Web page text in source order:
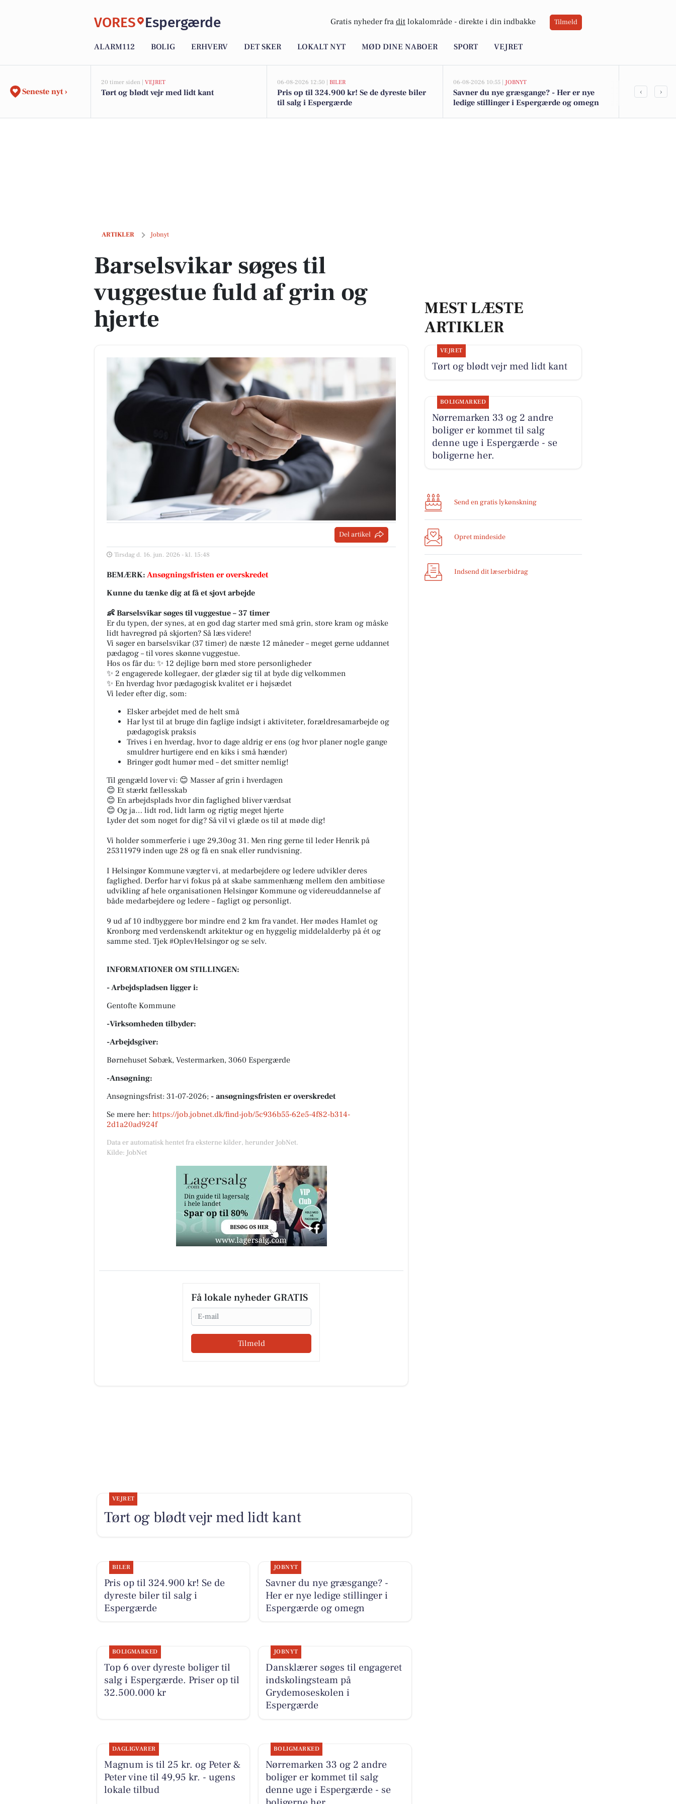
VORES Espergærde Gratis nyheder fra dit lokalområde - direkte i din indbakke Tilmeld
ALARM112 BOLIG ERHVERV DET SKER LOKALT NYT MØD DINE NABOER SPORT VEJRET
Seneste nyt ›
20 timer siden | VEJRET
Tørt og blødt vejr med lidt kant
06-08-2026 12:50 | BILER
Pris op til 324.900 kr! Se de dyreste biler
til salg i Espergærde
06-08-2026 10:55 | JOBNYT
Savner du nye græsgange? - Her er nye
ledige stillinger i Espergærde og omegn
Top 6 over
‹ ›
ARTIKLER Jobnyt
Barselsvikar søges til vuggestue fuld af grin og hjerte
Barselsvikar søges til
vuggestue fuld af grin og
hjerte
Del artikel
Tirsdag d. 16. jun. 2026 - kl. 15:48
BEMÆRK: Ansøgningsfristen er overskredet
Kunne du tænke dig at få et sjovt arbejde
👶 Barselsvikar søges til vuggestue – 37 timer
Er du typen, der synes, at en god dag starter med små grin, store kram og måske
lidt havregrød på skjorten? Så læs videre!
Vi søger en barselsvikar (37 timer) de næste 12 måneder – meget gerne uddannet
pædagog – til vores skønne vuggestue.
Hos os får du: ✨ 12 dejlige børn med store personligheder
✨ 2 engagerede kollegaer, der glæder sig til at byde dig velkommen
✨ En hverdag hvor pædagogisk kvalitet er i højsædet
Vi leder efter dig, som:
Elsker arbejdet med de helt små
Har lyst til at bruge din faglige indsigt i aktiviteter, forældresamarbejde og
pædagogisk praksis
Trives i en hverdag, hvor to dage aldrig er ens (og hvor planer nogle gange
smuldrer hurtigere end en kiks i små hænder)
Bringer godt humør med – det smitter nemlig!
Til gengæld lover vi: 😊 Masser af grin i hverdagen
😊 Et stærkt fællesskab
😊 En arbejdsplads hvor din faglighed bliver værdsat
😊 Og ja… lidt rod, lidt larm og rigtig meget hjerte
Lyder det som noget for dig? Så vil vi glæde os til at møde dig!
Vi holder sommerferie i uge 29,30og 31. Men ring gerne til leder Henrik på
25311979 inden uge 28 og få en snak eller rundvisning.
I Helsingør Kommune vægter vi, at medarbejdere og ledere udvikler deres
faglighed. Derfor har vi fokus på at skabe sammenhæng mellem den ambitiøse
udvikling af hele organisationen Helsingør Kommune og videreuddannelse af
både medarbejdere og ledere – fagligt og personligt.
9 ud af 10 indbyggere bor mindre end 2 km fra vandet. Her mødes Hamlet og
Kronborg med verdenskendt arkitektur og en hyggelig middelalderby på ét og
samme sted. Tjek #OplevHelsingor og se selv.
INFORMATIONER OM STILLINGEN:
- Arbejdspladsen ligger i:
Gentofte Kommune
-Virksomheden tilbyder:
-Arbejdsgiver:
Børnehuset Søbæk, Vestermarken, 3060 Espergærde
-Ansøgning:
Ansøgningsfrist: 31-07-2026; - ansøgningsfristen er overskredet
Se mere her: https://job.jobnet.dk/find-job/5c936b55-62e5-4f82-b314-
2d1a20ad924f
Data er automatisk hentet fra eksterne kilder, herunder JobNet.
Kilde: JobNet
Få lokale nyheder GRATIS
Email
Tilmeld
MEST LÆSTE
ARTIKLER
VEJRET
Tørt og blødt vejr med lidt kant
BOLIGMARKED
Nørremarken 33 og 2 andre
boliger er kommet til salg
denne uge i Espergærde - se
boligerne her.
Send en gratis lykønskning
Opret mindeside
Indsend dit læserbidrag
VEJRET
Tørt og blødt vejr med lidt kant
BILER
Pris op til 324.900 kr! Se de
dyreste biler til salg i
Espergærde
JOBNYT
Savner du nye græsgange? -
Her er nye ledige stillinger i
Espergærde og omegn
BOLIGMARKED
Top 6 over dyreste boliger til
salg i Espergærde. Priser op til
32.500.000 kr
JOBNYT
Dansklærer søges til engageret
indskolingsteam på
Grydemoseskolen i
Espergærde
DAGLIGVARER
Magnum is til 25 kr. og Peter &
Peter vine til 49,95 kr. - ugens
lokale tilbud
BOLIGMARKED
Nørremarken 33 og 2 andre
boliger er kommet til salg
denne uge i Espergærde - se